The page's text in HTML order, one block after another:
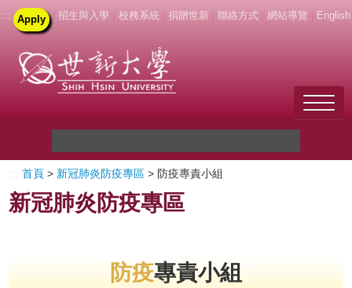
::: Apply | 招生與入學 校務系統 捐贈世新 聯絡方式 網站導覽 English
關於世新
未來學生
首頁 > 新冠肺炎防疫專區 > 防疫專責小組
新冠肺炎防疫專區
防疫專責小組